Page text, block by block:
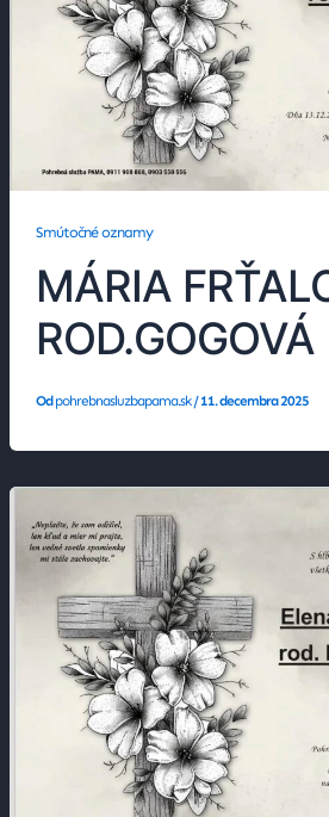
Smútočné oznamy
MÁRIA
ROD.GOGOVÁ
Od pohrebnasluzbapama.sk/11. decembra 2025